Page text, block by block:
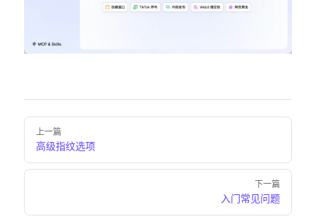
Pager
上一篇
高级指纹选项
下一篇
入门常见问题